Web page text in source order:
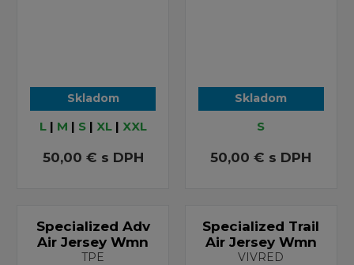
Skladom
L| M | S| XL| XXL
50,00 € s DPH
Skladom
S
50,00 € s DPH
Specialized Adv
Air Jersey Wmn
TPE
Specialized Trail
Air Jersey Wmn
VIVRED